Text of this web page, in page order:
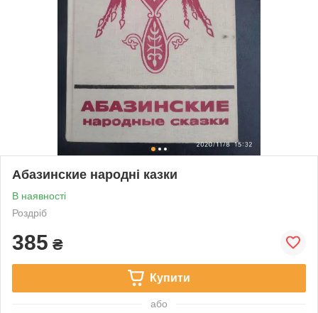
Абазинские народні казки
В наявності
Роздріб
385 ₴
Купити
або